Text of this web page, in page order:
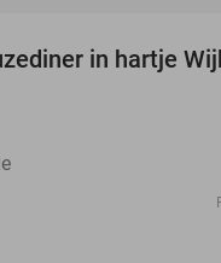
in hartje